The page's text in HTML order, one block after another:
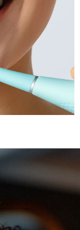
дата доставки
11.08.2026
дата доставки
10.08.2026
дата доставки
14.08.2026
дата доставки
09.08.2026
дата доставки
дата доставки